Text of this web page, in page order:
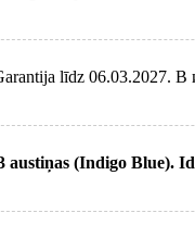
līdz 06.03.2027. В
(Indigo Blue).